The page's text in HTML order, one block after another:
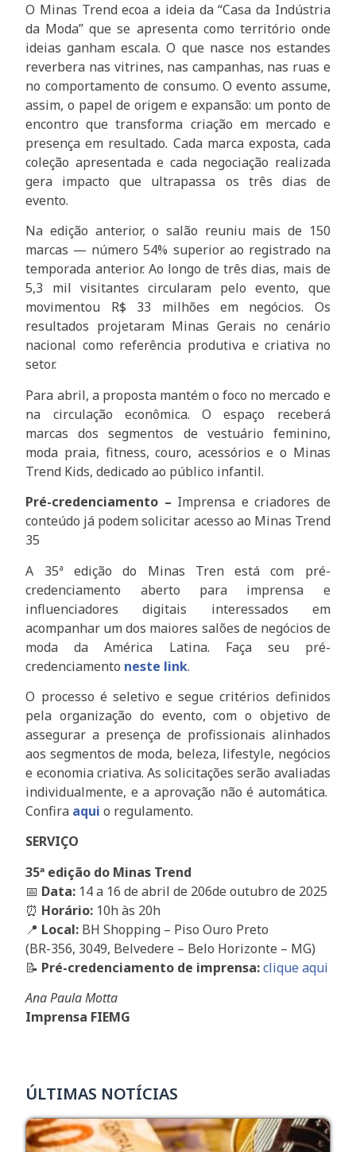
O Minas Trend ecoa a ideia da “Casa da Indústria
da Moda” que se apresenta como território onde
ideias ganham escala. O que nasce nos estandes
reverbera nas vitrines, nas campanhas, nas ruas e
no comportamento de consumo. O evento assume,
assim, o papel de origem e expansão: um ponto de
encontro que transforma criação em mercado e
presença em resultado. Cada marca exposta, cada
coleção apresentada e cada negociação realizada
gera impacto que ultrapassa os três dias de
evento.
Na edição anterior, o salão reuniu mais de 150
marcas — número 54% superior ao registrado na
temporada anterior. Ao longo de três dias, mais de
5,3 mil visitantes circularam pelo evento, que
movimentou R$ 33 milhões em negócios. Os
resultados projetaram Minas Gerais no cenário
nacional como referência produtiva e criativa no
setor.
Para abril, a proposta mantém o foco no mercado e
na circulação econômica. O espaço receberá
marcas dos segmentos de vestuário feminino,
moda praia, fitness, couro, acessórios e o Minas
Trend Kids, dedicado ao público infantil.
Pré-credenciamento – Imprensa e criadores de
conteúdo já podem solicitar acesso ao Minas Trend
35
A 35ª edição do Minas Tren está com pré-
credenciamento aberto para imprensa e
influenciadores digitais interessados em
acompanhar um dos maiores salões de negócios de
moda da América Latina. Faça seu pré-
credenciamento neste link.
O processo é seletivo e segue critérios definidos
pela organização do evento, com o objetivo de
assegurar a presença de profissionais alinhados
aos segmentos de moda, beleza, lifestyle, negócios
e economia criativa. As solicitações serão avaliadas
individualmente, e a aprovação não é automática.
Confira aqui o regulamento.
SERVIÇO
35ª edição do Minas Trend
📅 Data: 14 a 16 de abril de 206de outubro de 2025
⏰ Horário: 10h às 20h
📍 Local: BH Shopping – Piso Ouro Preto
(BR-356, 3049, Belvedere – Belo Horizonte – MG)
📝 Pré-credenciamento de imprensa:clique aqui
Ana Paula Motta
Imprensa FIEMG
ÚLTIMAS NOTÍCIAS